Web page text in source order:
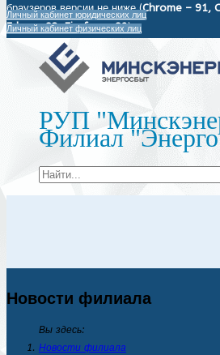
браузеров версии не ниже (Chrome – 91,
Edge - 93, Firefox - 92).
Личный кабинет юридических лиц
Личный кабинет физических лиц
РУП
Филиал
Новости филиала
Вы здесь:
Новости филиала